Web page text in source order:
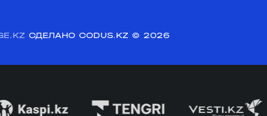
СДЕЛАНО CODUS.KZ © 2026